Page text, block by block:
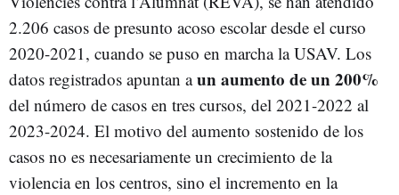
2.206 casos de presunto acoso escolar desde el curso
2020-2021, cuando se puso en marcha la USAV. Los
datos registrados apuntan aun aumento de un 200%
del número de casos en tres cursos, del 2021-2022 al
2023-2024. El motivo del aumento sostenido de los
casos no es necesariamente un crecimiento de la
violencia en los centros, sino el incremento en la